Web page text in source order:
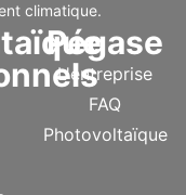
climatique.
Pégase
L'entreprise
FAQ
Photovoltaïque